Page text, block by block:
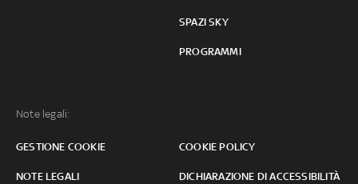
SPAZI SKY
PROGRAMMI
Note legali:
GESTIONE COOKIE COOKIE POLICY
NOTE LEGALI DICHIARAZIONE DI ACCESSIBILITÀ